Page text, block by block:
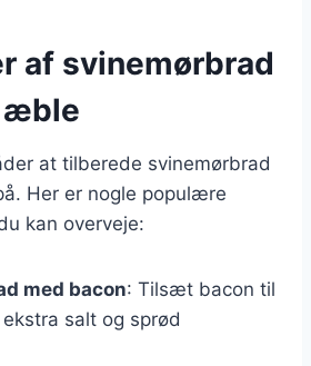
af svinemørbrad
æble
at tilberede svinemørbrad
Her er nogle populære
kan overveje:
med bacon: Tilsæt bacon til
salt og sprød